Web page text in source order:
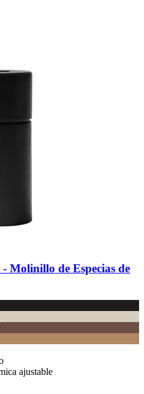
-​ Molinillo de Especias de
ajustable